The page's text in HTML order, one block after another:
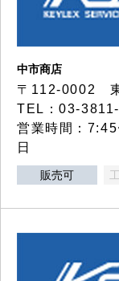
中市商店
〒112-0002
TEL：03-
営業時間：
日
販売可